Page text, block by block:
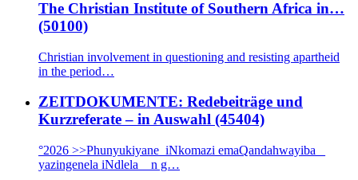
The Christian Institute of Southern Africa in…
(50100)
Christian involvement in questioning and resisting apartheid
in the period…
ZEITDOKUMENTE: Redebeiträge und
Kurzreferate – in Auswahl (45404)
°2026 >>Phunyukiyane iNkomazi emaQandahwayiba _
yazingenela iNdlela n g…